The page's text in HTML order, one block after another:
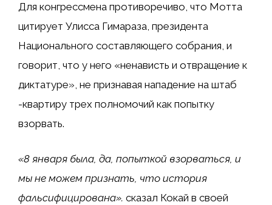
Для конгрессмена противоречиво, что Мотта
цитирует Улисса Гимараза, президента
Национального составляющего собрания, и
говорит, что у него «ненависть и отвращение к
диктатуре», не признавая нападение на штаб
-квартиру трех полномочий как попытку
взорвать.
«8 января была, да, попыткой взорваться, и
мы не можем признать, что история
фальсифицирована». сказал Кокай в своей